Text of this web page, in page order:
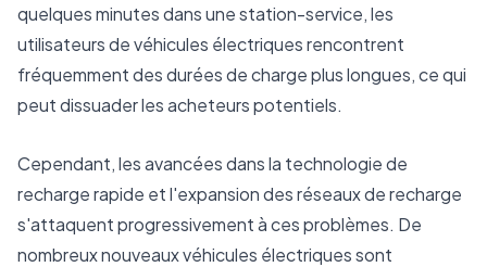
quelques minutes dans une station-service, les
utilisateurs de véhicules électriques rencontrent
fréquemment des durées de charge plus longues, ce qui
peut dissuader les acheteurs potentiels.
Cependant, les avancées dans la technologie de
recharge rapide et l'expansion des réseaux de recharge
s'attaquent progressivement à ces problèmes. De
nombreux nouveaux véhicules électriques sont